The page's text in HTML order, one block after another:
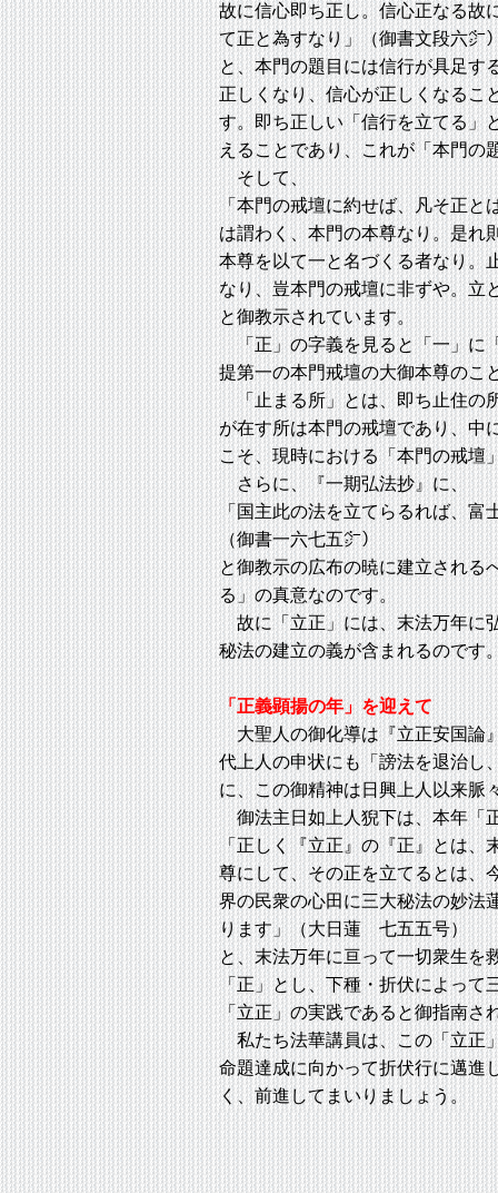
故に信心即ち正し。信心正なる故
て正と為すなり」（御書文段六㌻
と、本門の題目には信行が具足す
正しくなり、信心が正しくなるこ
す。即ち正しい「信行を立てる」
えることであり、これが「本門の
そして、
「本門の戒壇に約せば、凡そ正と
は謂わく、本門の本尊なり。是れ
本尊を以て一と名づくる者なり。
なり、豈本門の戒壇に非ずや。立
と御教示されています。
「正」の字義を見ると「一」に
提第一の本門戒壇の大御本尊のこ
「止まる所」とは、即ち止住の
が在す所は本門の戒壇であり、中
こそ、現時における「本門の戒壇
さらに、『一期弘法抄』に、
「国主此の法を立てらるれば、富
（御書一六七五㌻）
と御教示の広布の暁に建立される
る」の真意なのです。
故に「立正」には、末法万年に
秘法の建立の義が含まれるのです
「正義顕揚の年」を迎えて
大聖人の御化導は『立正安国論
代上人の申状にも「謗法を退治し
に、この御精神は日興上人以来脈
御法主日如上人猊下は、本年「
「正しく『立正』の『正』とは、
尊にして、その正を立てるとは、
界の民衆の心田に三大秘法の妙法
ります」（大日蓮 七五五号）
と、末法万年に亘って一切衆生を
「正」とし、下種・折伏によって
「立正」の実践であると御指南さ
私たち法華講員は、この「立正
命題達成に向かって折伏行に邁進
く、前進してまいりましょう。